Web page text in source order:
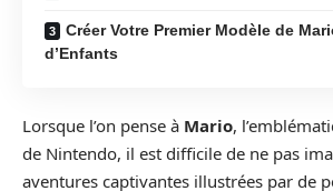
Créer Votre Premier Modèle de
d’Enfants
Lorsque l’on pense à Mario,
de Nintendo, il est difficile de ne pas
aventures captivantes illustrées par de